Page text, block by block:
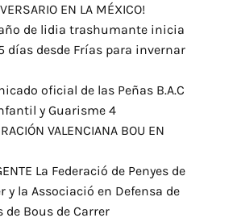
EN LA MÉXICO!
de lidia trashumante inicia
días desde Frías para invernar
oficial de las Peñas B.A.C
infantil y Guarisme 4
VALENCIANA BOU EN
La Federació de Penyes de
y la Associació en Defensa de
de Bous de Carrer